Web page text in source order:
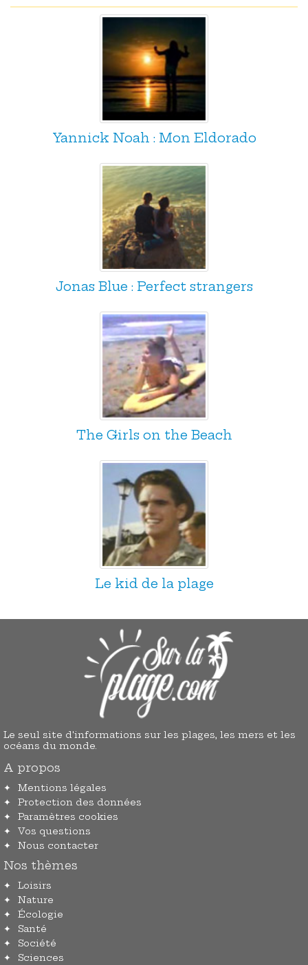
Yannick Noah : Mon Eldorado
Jonas Blue : Perfect strangers
The Girls on the Beach
Le kid de la plage
Le seul site d'informations sur les plages, les mers et les
océans du monde.
A propos
Mentions légales
Protection des données
Paramètres cookies
Vos questions
Nous contacter
Nos thèmes
Loisirs
Nature
Écologie
Santé
Société
Sciences